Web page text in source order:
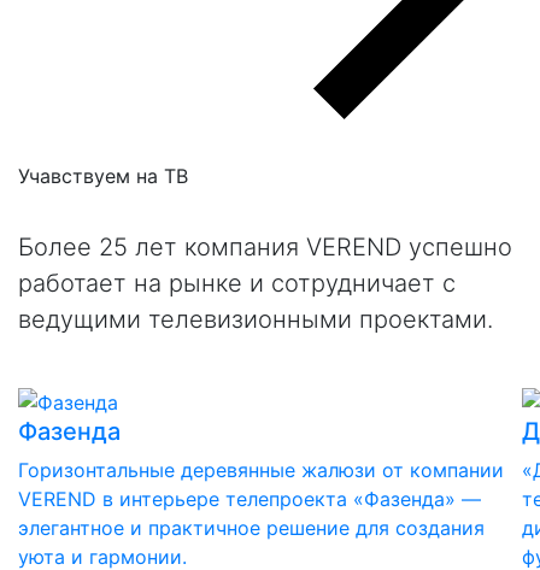
Учавствуем на ТВ
Более 25 лет компания VEREND успешно
работает на рынке и сотрудничает с
ведущими телевизионными проектами.
Фазенда
Горизонтальные деревянные жалюзи от компании
VEREND в интерьере телепроекта «Фазенда» —
элегантное и практичное решение для создания
уюта и гармонии.